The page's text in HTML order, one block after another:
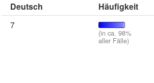
Deutsch Häufigkeit
7
(in ca. 98%
aller Fälle)